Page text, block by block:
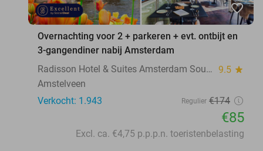
favorite_border
Overnachting voor 2 + parkeren + evt. ontbijt en
3-gangendiner nabij Amsterdam
Radisson Hotel & Suites Amsterdam South 9.5 star
Amstelveen
Verkocht: 1.943
Regulier €174
€85
Excl. ca. €4,75 p.p.p.n. toeristenbelasting